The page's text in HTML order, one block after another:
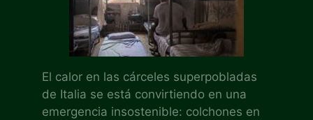
El calor en las cárceles superpobladas
de Italia se está convirtiendo en una
emergencia insostenible: colchones en